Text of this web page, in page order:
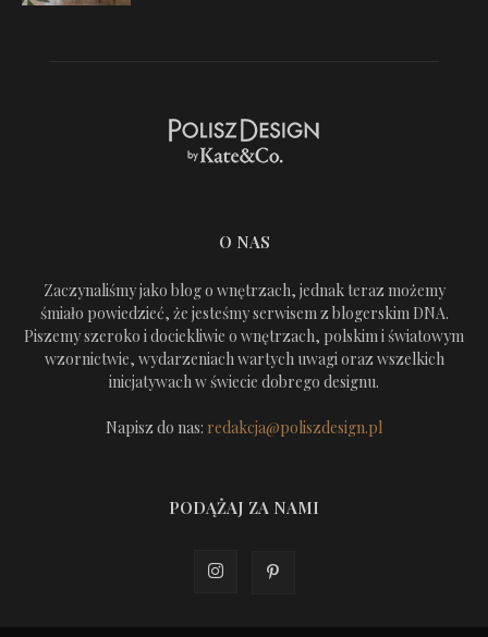
O NAS
Zaczynaliśmy jako blog o wnętrzach, jednak teraz możemy
śmiało powiedzieć, że jesteśmy serwisem z blogerskim DNA.
Piszemy szeroko i dociekliwie o wnętrzach, polskim i światowym
wzornictwie, wydarzeniach wartych uwagi oraz wszelkich
inicjatywach w świecie dobrego designu.
Napisz do nas: redakcja@poliszdesign.pl
PODĄŻAJ ZA NAMI